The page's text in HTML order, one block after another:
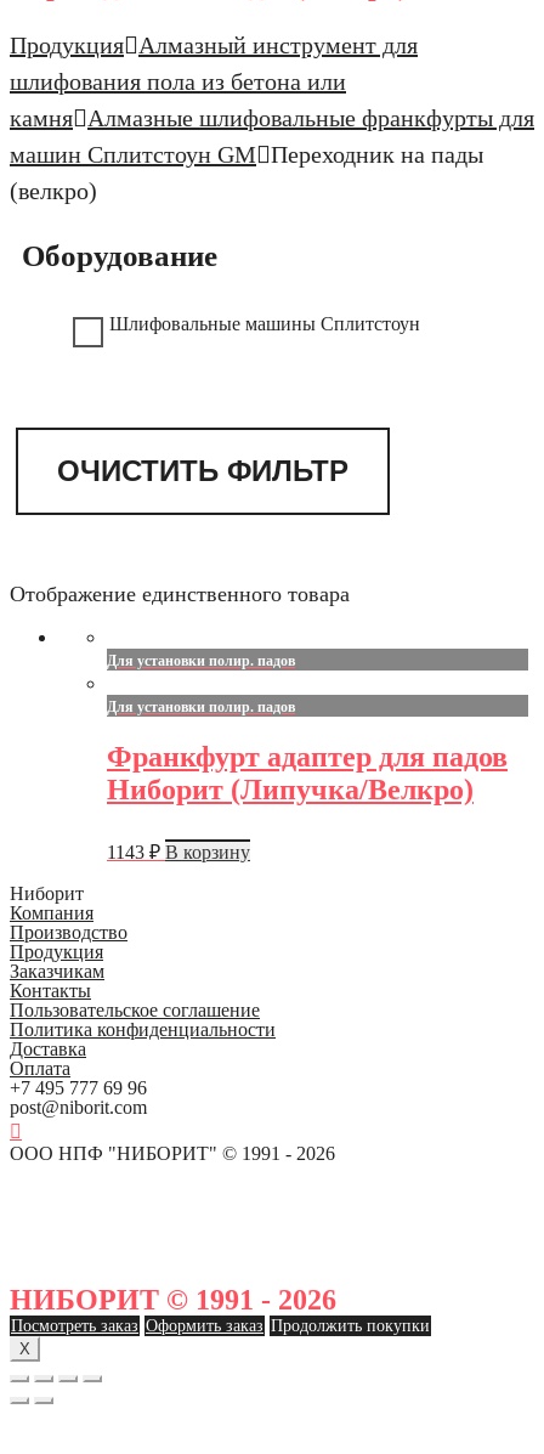
Продукция
Алмазный инструмент для
шлифования пола из бетона или
камня
Алмазные шлифовальные франкфурты для
машин Сплитстоун GM Переходник на пады
(велкро)
Оборудование
Шлифовальные машины Сплитстоун
ОЧИСТИТЬ ФИЛЬТР
Отображение единственного товара
Для установки полир. падов
Для установки полир. падов
Франкфурт адаптер для падов
Ниборит (Липучка/Велкро)
1143 ₽ В корзину
Ниборит
Компания
Производство
Продукция
Заказчикам
Контакты
Пользовательское соглашение
Политика конфиденциальности
Доставка
Оплата
+7 495 777 69 96
post@niborit.com
ООО НПФ "НИБОРИТ" © 1991 - 2026
НИБОРИТ © 1991 - 2026
Посмотреть заказ Оформить заказ Продолжить покупки
X